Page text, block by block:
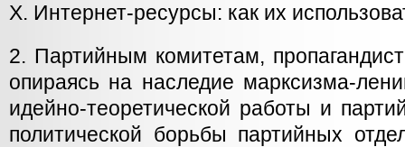
X. Интернет-ресурсы: как их
2. Партийным комитетам,
опираясь на наследие марксизма-
идейно-теоретической работы и
политической борьбы партийных